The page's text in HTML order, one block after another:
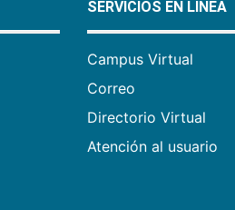
SERVICIOS EN LÍNEA
Campus Virtual
Correo
Directorio Virtual
Atención al usuario